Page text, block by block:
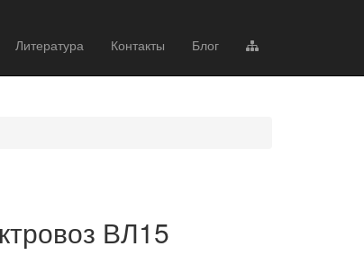
Литература Контакты Блог
ВЛ15